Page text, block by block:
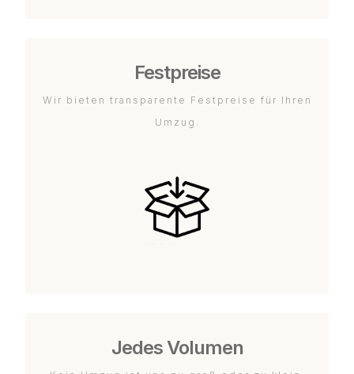
Festpreise
Wir bieten transparente Festpreise für Ihren
Umzug.
Jedes Volumen